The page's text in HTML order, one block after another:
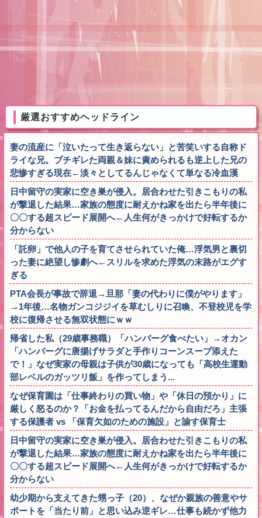
厳選おすすめヘッドライン
妻の流産に「泣いたって生き返らない」と苦笑いする自称ド
ライな兄。ブチギレた両親＆妹に責められるも逆上した兄の
悲惨すぎる現在←淡々としてるんじゃなくて単なる冷血漢
日中留守の実家に空き巣が侵入。居合わせた引きこもりの私
が撃退した結果…家族の態度に耐えかね家を出たら半年後に
〇〇する超スピード展開へ←人生何がきっかけで好転するか
分からない
「託卵」で他人の子を育てさせられていた俺…浮気男と裏切
った妻に絶望し惨劇へ←スリルを求めた浮気の末路がエグす
ぎる
PTA会長が事故で辞退→旦那「妻の代わりに僕がやります」
→1年後…名物ガンコジジイを草むしりに召喚、不登校児を学
校に復帰させる無双状態にｗｗ
帰省した私（29歳事務職）「ハンバーグ食べたい」→オカン
「ハンバーグに唐揚げサラダと手作りコーンスープ添えた
で！」なぜ実家の母親は子供が30歳になっても「高校生運動
部レベルのガッツリ飯」を作ってしまう...
なぜ保育園は「仕事終わりの買い物」や「休日の預かり」に
厳しく怒るのか？「お金を払ってるんだから自由だろ」主張
する保護者 vs 「保育欠如のための施設」と諭す保育士
日中留守の実家に空き巣が侵入。居合わせた引きこもりの私
が撃退した結果…家族の態度に耐えかね家を出たら半年後に
〇〇する超スピード展開へ←人生何がきっかけで好転するか
分からない
幼少期から支えてきた甥っ子（20）、なぜか親族の善意やサ
ポートを「当たり前」と思い込み逆ギレ…仕事も続かず他力